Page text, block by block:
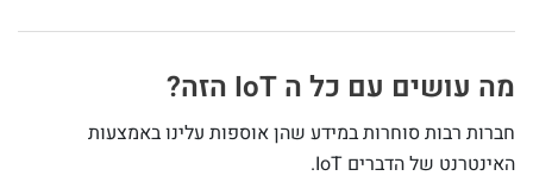
מה עושים עם כל ה IoT הזה?
חברות רבות סוחרות במידע שהן אוספות עלינו באמצעות
האינטרנט של הדברים IoT.